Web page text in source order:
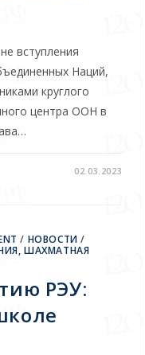
вступления
Наций,
круглого
центра ООН в
02.03.2023
/ НОВОСТИ /
ШАХМАТНАЯ
РЭУ: